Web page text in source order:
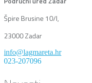
Špire Brusine 10/I,
23000 Zadar
info@lagmareta.hr
023-207096